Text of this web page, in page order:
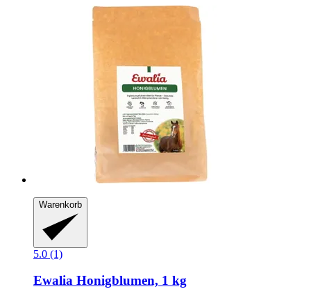
Warenkorb
5.0 (1)
Ewalia Honigblumen, 1 kg